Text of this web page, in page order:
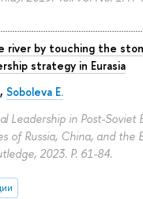
river by touching the
strategy in Eurasia
, Soboleva E.
Leadership in Post-Soviet
of Russia, China, and the
2023. P. 61-84.